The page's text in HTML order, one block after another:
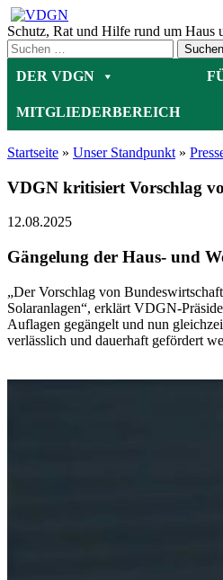
Zum
Inhalt
springen
Schutz, Rat und Hilfe rund um Haus
DER VDGN
MITGLIEDERBEREICH
Startseite » Unser Standpunkt »
VDGN kritisiert Vorschlag
12.08.2025
Gängelung der Haus- und
„Der Vorschlag von
Solaranlagen“, erklärt VDGN-
Auflagen gegängelt und nun
verlässlich und dauerhaft gefördert